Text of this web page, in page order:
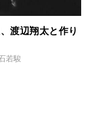
渡辺翔太と作り
若駿